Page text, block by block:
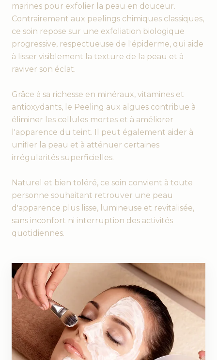
marines pour exfolier la peau en douceur.
Contrairement aux peelings chimiques classiques,
ce soin repose sur une exfoliation biologique
progressive, respectueuse de l'épiderme, qui aide
à lisser visiblement la texture de la peau et à
raviver son éclat.
Grâce à sa richesse en minéraux, vitamines et
antioxydants, le Peeling aux algues contribue à
éliminer les cellules mortes et à améliorer
l'apparence du teint. Il peut également aider à
unifier la peau et à atténuer certaines
irrégularités superficielles.
Naturel et bien toléré, ce soin convient à toute
personne souhaitant retrouver une peau
d'apparence plus lisse, lumineuse et revitalisée,
sans inconfort ni interruption des activités
quotidiennes.